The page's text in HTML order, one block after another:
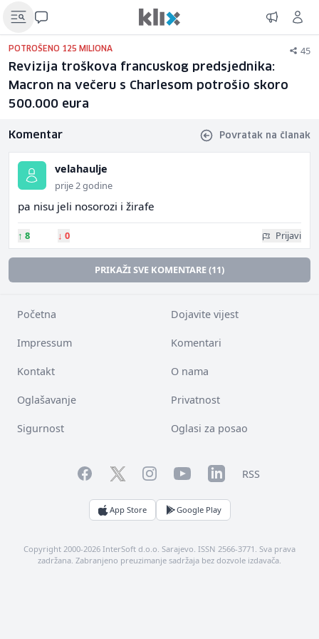
POTROŠENO 125 MILIONA 45
Revizija troškova francuskog predsjednika:
Macron na večeru s Charlesom potrošio skoro
500.000 eura
Komentar Povratak na članak
velahaulje
prije 2 godine
pa nisu jeli nosorozi i žirafe
↑ 8 ↓ 0 Prijavi
PRIKAŽI SVE KOMENTARE (11)
Početna Dojavite vijest
Impressum Komentari
Kontakt O nama
Oglašavanje Privatnost
Sigurnost Oglasi za posao
FacebookTwitterInstagramYouTubeLinkedInRSS
App Store Google Play
Copyright 2000-2026 InterSoft d.o.o. Sarajevo. ISSN 2566-3771. Sva prava
zadržana. Zabranjeno preuzimanje sadržaja bez dozvole izdavača.